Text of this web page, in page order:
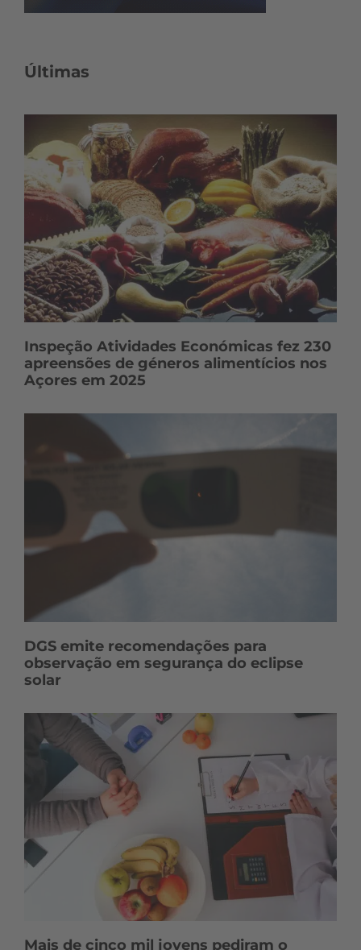
Últimas
Inspeção Atividades Económicas fez 230
apreensões de géneros alimentícios nos
Açores em 2025
DGS emite recomendações para
observação em segurança do eclipse
solar
Mais de cinco mil jovens pediram o